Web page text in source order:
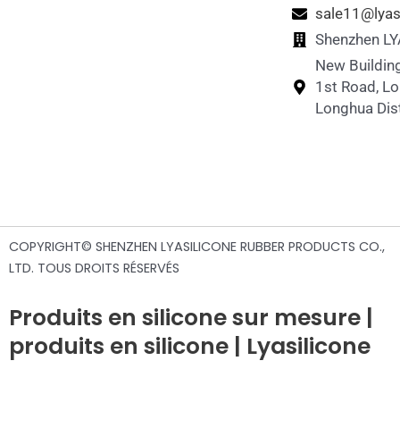
Bouteille d'eau de voyage en silicone pour
Shenzhen
New
1st Road,
Longhua
COPYRIGHT© SHENZHEN LYASILICONE RUBBER PRODUCTS CO.,
LTD. TOUS DROITS RÉSERVÉS
Produits en silicone sur mesure |
produits en silicone | Lyasilicone